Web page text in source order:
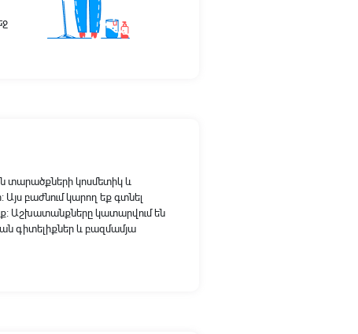
տարածքների կոսմետիկ և
բաժնում կարող եք գտնել
Աշխատանքները կատարվում են
գիտելիքներ և բազմամյա